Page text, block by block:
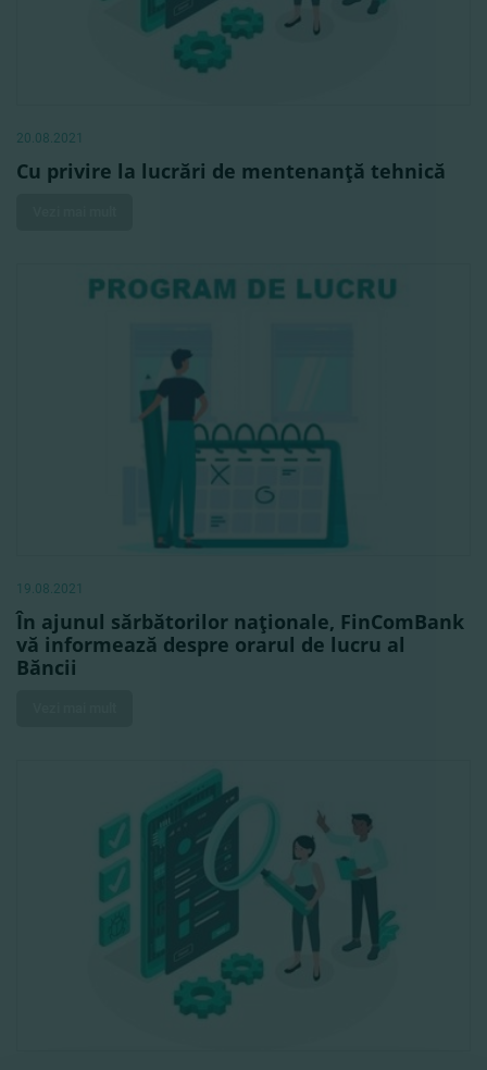
20.08.2021
Cu privire la lucrări de mentenanţă tehnică
19.08.2021
În ajunul sărbătorilor naţionale, FinComBank
vă informează despre orarul de lucru al
Băncii